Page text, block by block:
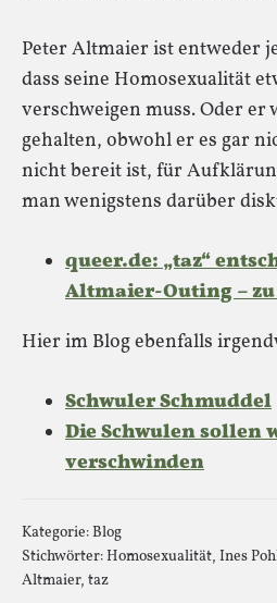
Peter Altmaier ist entweder
dass seine Homosexualität
verschweigen muss. Oder
gehalten, obwohl er es gar
nicht bereit ist, für
man wenigstens darüber
queer.de: „taz“
Altmaier-Outing –
Hier im Blog ebenfalls
Schwuler Schmuddel
Die Schwulen sollen
verschwinden
Kategorie:Blog
Stichwörter:Homosexualität, Ines
Altmaier, taz